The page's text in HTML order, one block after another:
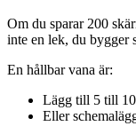
Om du sparar 200
inte en lek, du bygger
En hållbar vana är:
Lägg till 5 till
Eller